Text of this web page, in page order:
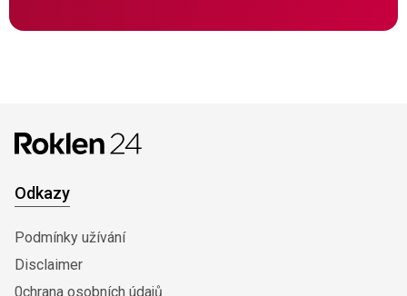
Odkazy
Podmínky užívání
Disclaimer
0chrana osobních údajů